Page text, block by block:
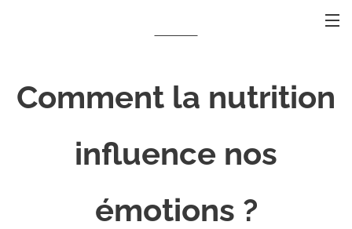
Comment la nutrition
influence nos
émotions ?